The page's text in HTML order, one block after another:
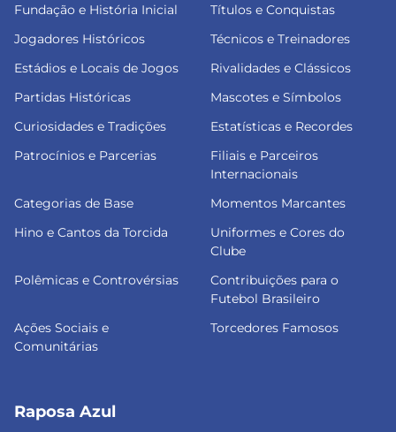
Fundação e História Inicial
Títulos e Conquistas
Jogadores Históricos
Técnicos e Treinadores
Estádios e Locais de Jogos
Rivalidades e Clássicos
Partidas Históricas
Mascotes e Símbolos
Curiosidades e Tradições
Estatísticas e Recordes
Patrocínios e Parcerias
Filiais e Parceiros
Internacionais
Categorias de Base
Momentos Marcantes
Hino e Cantos da Torcida
Uniformes e Cores do
Clube
Polêmicas e Controvérsias
Contribuições para o
Futebol Brasileiro
Ações Sociais e
Comunitárias
Torcedores Famosos
Raposa Azul